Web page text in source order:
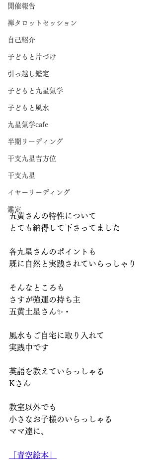
開催報告
禅タロットセッション
自己紹介
子どもと片づけ
引っ越し鑑定
子どもと九星氣学
子どもと風水
九星氣学cafe
半期リーディング
干支九星吉方位
干支九星
イヤーリーディング
鑑定
五黄さんの特性について
とても納得して下さってました
各九星さんのポイントも
既に自然と実践されていらっしゃり
そんなところも
さすが強運の持ち主
五黄土星さん✨・
風水もご自宅に取り入れて
実践中です
英語を教えていらっしゃる
Kさん
教室以外でも
小さなお子様のいらっしゃる
ママ達に、
「青空絵本」